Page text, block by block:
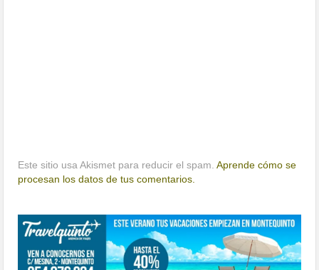
Este sitio usa Akismet para reducir el spam.Aprende cómo se
procesan los datos de tus comentarios.